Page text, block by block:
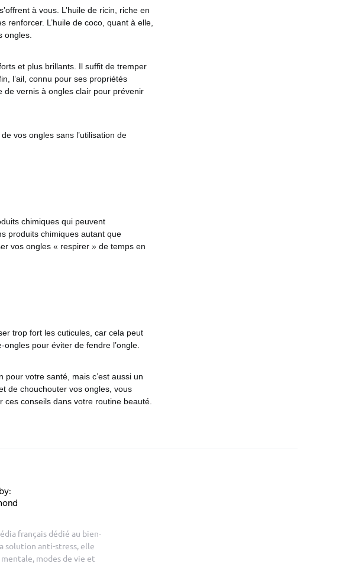
à vous. L’huile de ricin, riche en
L’huile de coco, quant à elle,
ongles.
et plus brillants. Il suffit de tremper
l’ail, connu pour ses propriétés
vernis à ongles clair pour prévenir
vos ongles sans l’utilisation de
chimiques qui peuvent
produits chimiques autant que
vos ongles « respirer » de temps en
trop fort les cuticules, car cela peut
pour éviter de fendre l’ongle.
pour votre santé, mais c’est aussi un
de chouchouter vos ongles, vous
conseils dans votre routine beauté.
français dédié au bien-
solution anti-stress, elle
modes de vie et